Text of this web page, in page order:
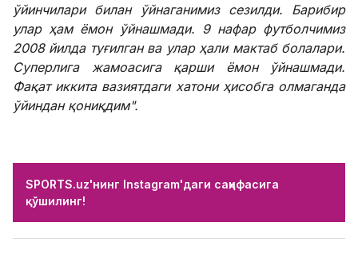
ўйинчилари билан ўйнаганимиз сезилди. Барибир
улар ҳам ёмон ўйнашмади. 9 нафар футболчимиз
2008 йилда туғилган ва улар ҳали мактаб болалари.
Суперлига жамоасига қарши ёмон ўйнашмади.
Фақат иккита вазиятдаги хатони ҳисобга олмаганда
ўйиндан қониқдим".
SPORTS.uz'нинг Instagram'даги саҳифасига
қўшилинг!